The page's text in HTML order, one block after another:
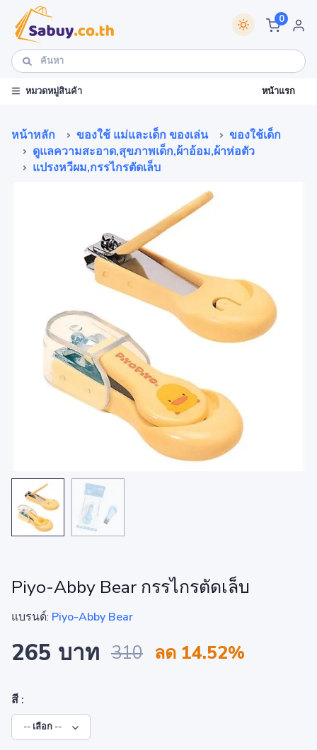
0
หมวดหมู่สินค้า หน้าแรก
หน้าหลัก ของใช้ แม่และเด็ก ของเล่น
ของใช้เด็ก
ดูแลความสะอาด,สุขภาพเด็ก,ผ้าอ้อม,ผ้าห่อตัว
แปรงหวีผม,กรรไกรตัดเล็บ
Piyo-Abby Bear กรรไกรตัดเล็บ
แบรนด์: Piyo-Abby Bear
265 บาท 310 ลด 14.52%
สี :